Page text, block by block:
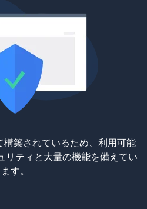
築されているため、利用可能
リティと大量の機能を備えてい
ます。